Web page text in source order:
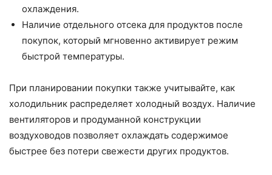
охлаждения.
Наличие отдельного отсека для продуктов после
покупок, который мгновенно активирует режим
быстрой температуры.
При планировании покупки также учитывайте, как
холодильник распределяет холодный воздух. Наличие
вентиляторов и продуманной конструкции
воздуховодов позволяет охлаждать содержимое
быстрее без потери свежести других продуктов.